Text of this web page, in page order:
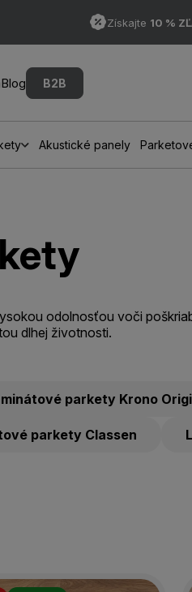
Získajte 10 %
Blog B2B
Akustické panely
odolnosťou voči
dlhej životnosti.
parkety Krono
parkety Classen